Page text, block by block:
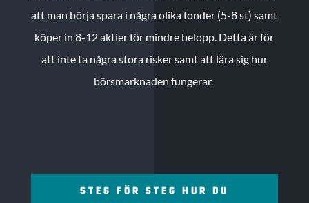
att man börja spara i några olika fonder (5-8 st) samt
köper in 8-12 aktier för mindre belopp. Detta är för
att inte ta några stora risker samt att lära sig hur
börsmarknaden fungerar.
STEG FÖR STEG HUR DU